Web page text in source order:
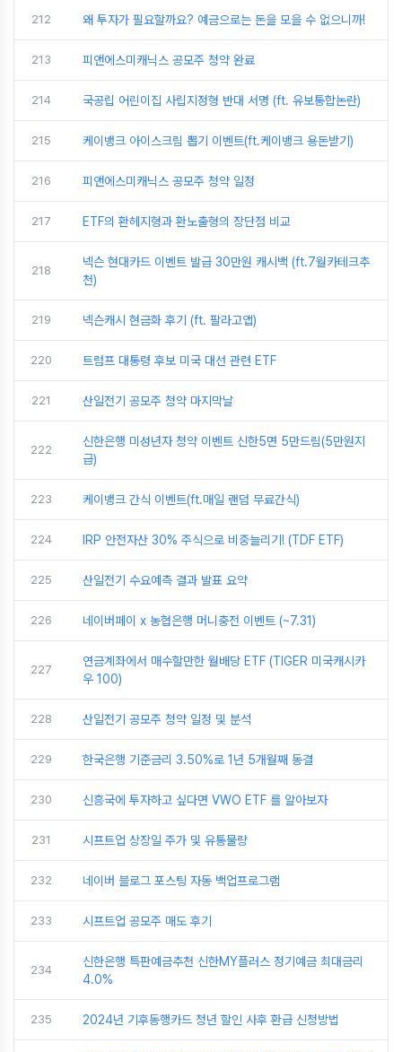
212 왜 투자가 필요할까요? 예금으로는 돈을 모을 수 없으니까!
213 피앤에스미캐닉스 공모주 청약 완료
214 국공립 어린이집 사립지정형 반대 서명 (ft. 유보통합논란)
215 케이뱅크 아이스크림 뽑기 이벤트(ft.케이뱅크 용돈받기)
216 피앤에스미캐닉스 공모주 청약 일정
217 ETF의 환헤지형과 환노출형의 장단점 비교
218
넥슨 현대카드 이벤트 발급 30만원 캐시백 (ft.7월카테크추
천)
219 넥슨캐시 현금화 후기 (ft. 팔라고앱)
220 트럼프 대통령 후보 미국 대선 관련 ETF
221 산일전기 공모주 청약 마지막날
222
신한은행 미성년자 청약 이벤트 신한5면 5만드림(5만원지
급)
223 케이뱅크 간식 이벤트(ft.매일 랜덤 무료간식)
224 IRP 안전자산 30% 주식으로 비중늘리기! (TDF ETF)
225 산일전기 수요예측 결과 발표 요약
226 네이버페이 x 농협은행 머니충전 이벤트 (~7.31)
227
연금계좌에서 매수할만한 월배당 ETF (TIGER 미국캐시카
우 100)
228 산일전기 공모주 청약 일정 및 분석
229 한국은행 기준금리 3.50%로 1년 5개월째 동결
230 신흥국에 투자하고 싶다면 VWO ETF 를 알아보자
231 시프트업 상장일 주가 및 유통물량
232 네이버 블로그 포스팅 자동 백업프로그램
233 시프트업 공모주 매도 후기
234
신한은행 특판예금추천 신한MY플러스 정기예금 최대금리
4.0%
235 2024년 기후동행카드 청년 할인 사후 환급 신청방법